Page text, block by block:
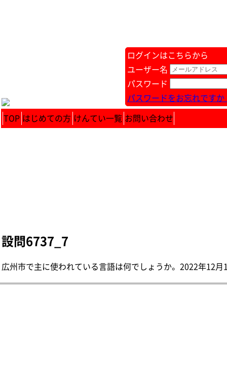
ログインはこちらから
ユーザー名
パスワード
パスワードをお忘れですか
TOP はじめての方 けんてい一覧 お問い合わせ
設問6737_7
広州市で主に使われている言語は何でしょうか。 2022年12月